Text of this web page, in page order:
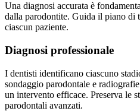
Una diagnosi accurata è
dalla parodontite. Guida il piano di
ciascun paziente.
Diagnosi professionale
I dentisti identificano ciascuno
sondaggio parodontale e
un intervento efficace. Preserva le
parodontali avanzati.